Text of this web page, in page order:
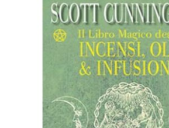
AGGIUNGI AL CARRELLO /